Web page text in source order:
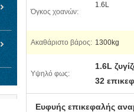
Όγκος χοανών:
1.6L
Ακαθάριστο βάρος: 1300kg
Υψηλό φως:
1.6L
32
Ευφυής επικεφαλής